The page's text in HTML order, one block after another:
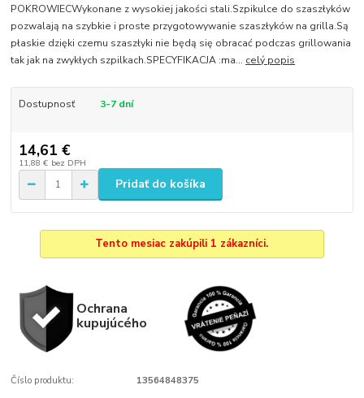
POKROWIECWykonane z wysokiej jakości stali.Szpikulce do szaszłyków
pozwalają na szybkie i proste przygotowywanie szaszłyków na grilla.Są
płaskie dzięki czemu szaszłyki nie będą się obracać podczas grillowania
tak jak na zwykłych szpilkach.SPECYFIKACJA :ma... celý popis
Dostupnosť 3-7 dní
14,61 €
11,88 € bez DPH
Pridať do košíka
Tento mesiac zakúpili 1 zákazníci.
Ochrana
kupujúcého
Číslo produktu: 13564848375